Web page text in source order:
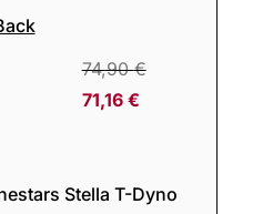
74,90€
71,16 €
Stella T-Dyno